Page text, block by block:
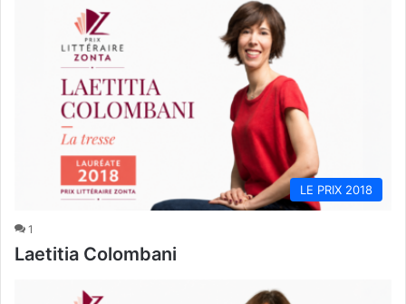
LE PRIX 2018
1
Laetitia Colombani